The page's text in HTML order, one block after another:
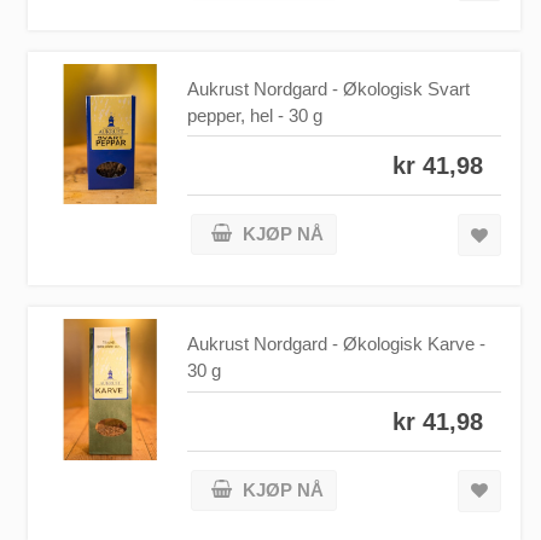
Aukrust Nordgard - Økologisk Svart
pepper, hel - 30 g
kr 41,98
KJØP NÅ
Aukrust Nordgard - Økologisk Karve -
30 g
kr 41,98
KJØP NÅ